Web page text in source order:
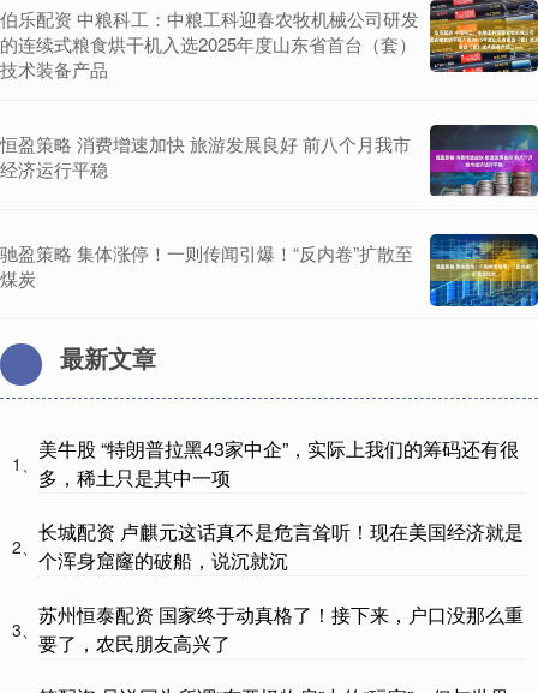
伯乐配资 中粮科工：中粮工科迎春农牧机械公司研发
的连续式粮食烘干机入选2025年度山东省首台（套）
技术装备产品
恒盈策略 消费增速加快 旅游发展良好 前八个月我市
经济运行平稳
驰盈策略 集体涨停！一则传闻引爆！“反内卷”扩散至
煤炭
最新文章
1、
美牛股 “特朗普拉黑43家中企”，实际上我们的筹码还有很
多，稀土只是其中一项
2、
长城配资 卢麒元这话真不是危言耸听！现在美国经济就是
个浑身窟窿的破船，说沉就沉
3、
苏州恒泰配资 国家终于动真格了！接下来，户口没那么重
要了，农民朋友高兴了